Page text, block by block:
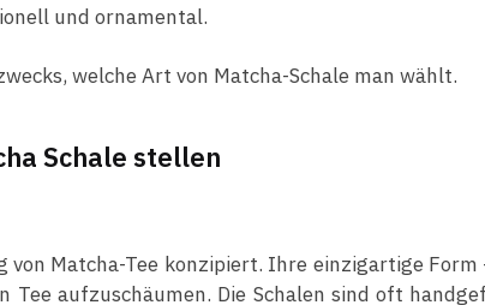
und ornamental.
welche Art von Matcha-Schale man wählt.
Schale stellen
von Matcha-Tee konzipiert. Ihre einzigartige
aufzuschäumen. Die Schalen sind oft